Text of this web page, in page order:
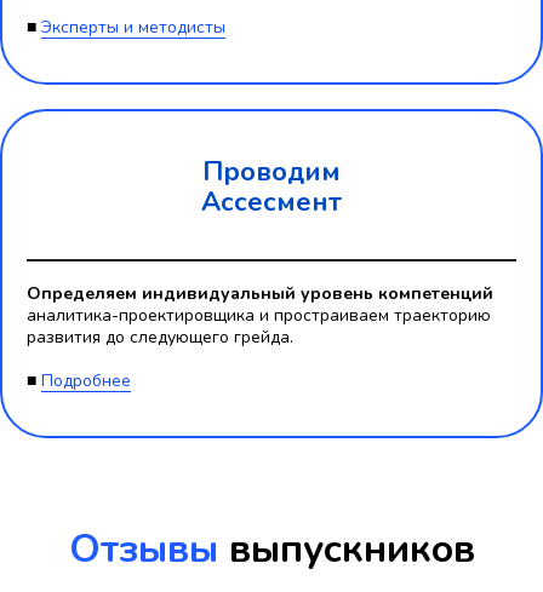
■ Эксперты и методисты
Проводим
Ассесмент
Определяем индивидуальный уровень компетенций
аналитика-проектировщика и простраиваем траекторию
развития до следующего грейда.
■ Подробнее
Отзывы выпускников